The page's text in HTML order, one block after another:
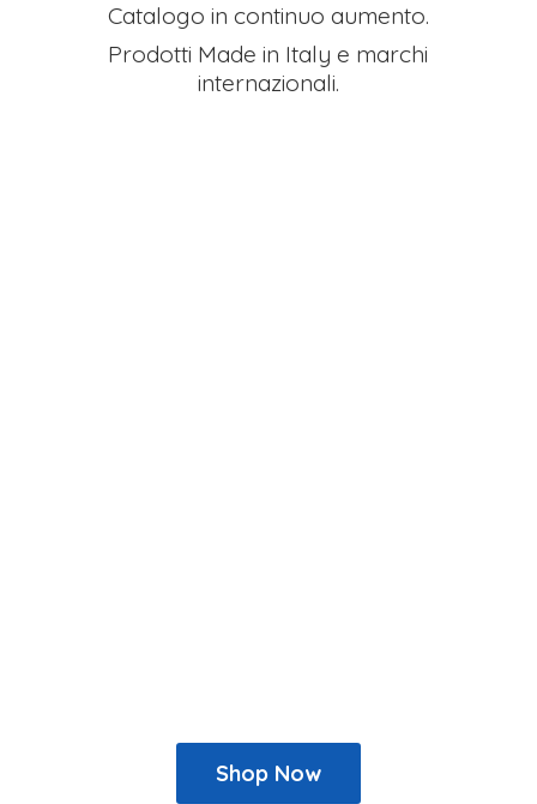
Catalogo in continuo aumento.
Prodotti Made in Italy e marchi
internazionali.
Shop Now